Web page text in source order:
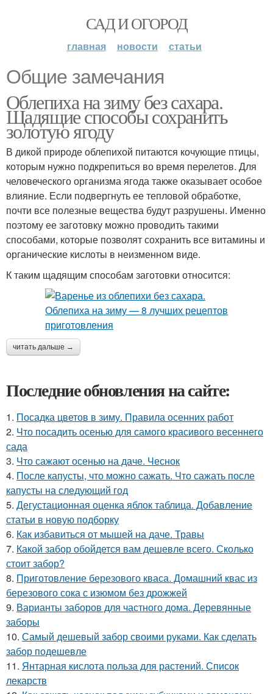
САД И ОГОРОД
главная новости статьи
Общие замечания
Облепиха на зиму без сахара.
Щадящие способы сохранить
золотую ягоду
В дикой природе облепихой питаются кочующие птицы,
которым нужно подкрепиться во время перелетов. Для
человеческого организма ягода также оказывает особое
влияние. Если подвергнуть ее тепловой обработке,
почти все полезные вещества будут разрушены. Именно
поэтому ее заготовку можно проводить такими
способами, которые позволят сохранить все витамины и
органические кислоты в неизменном виде.
К таким щадящим способам заготовки относится:
читать дальше →
Последние обновления на сайте:
1. Посадка цветов в зиму. Правила осенних работ
2. Что посадить осенью для самого красивого весеннего
сада
3. Что сажают осенью на даче. Чеснок
4. После капусты, что можно сажать. Что сажать после
капусты на следующий год
5. Дегустационная оценка яблок таблица. Добавление
статьи в новую подборку
6. Как избавиться от мышей на даче. Травы
7. Какой забор обойдется вам дешевле всего. Сколько
стоит забор?
8. Приготовление березового кваса. Домашний квас из
березового сока с изюмом без дрожжей
9. Варианты заборов для частного дома. Деревянные
заборы
10. Самый дешевый забор своими руками. Как сделать
забор подешевле
11. Янтарная кислота польза для растений. Список
лекарств